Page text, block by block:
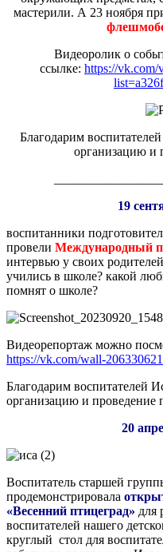
мастерили. А 23 ноября
Видеоролик о
ссылке: https://vk.com/
Благодарим
организацию и
19
воспитанники
провели Международный
интервью у своих
учились в школе? какой
помнят о школе?
Видеорепортаж можно
https://vk.com/wall-
Благодарим воспитателей
организацию и проведение
20
Воспитатель старшей
продемонстрировала
«Весенний птицеград» для
воспитателей нашего
круглый стол для